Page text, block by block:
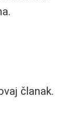
članak.